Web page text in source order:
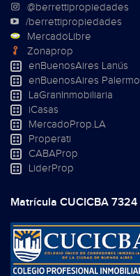
@berrettipropiedades
/berrettipropiedades
MercadoLibre
Zonaprop
enBuenosAires Lanús
enBuenosAires Palermo
LaGranInmobiliaria
iCasas
MercadoProp.LA
Properati
CABAProp
LiderProp
Matrícula CUCICBA 7324